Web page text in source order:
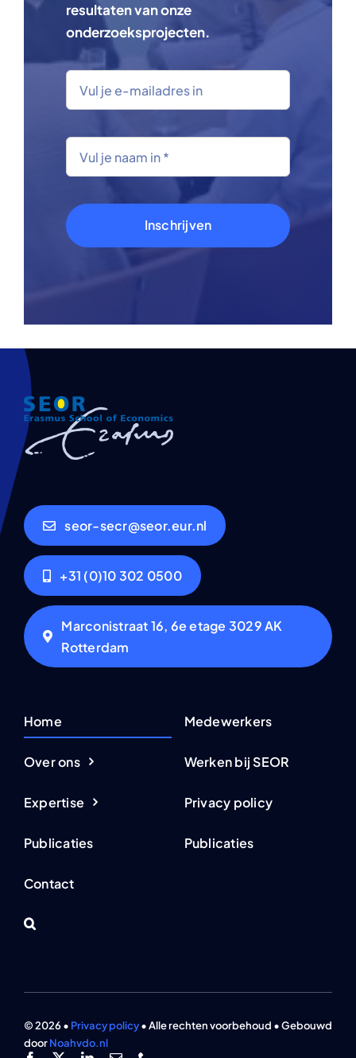
resultaten van onze
onderzoeksprojecten.
Inschrijven
seor-secr@seor.eur.nl
+31 (0)10 302 0500
Marconistraat 16, 6e etage 3029 AK
Rotterdam
Home
Over ons
Expertise
Publicaties
Contact
Medewerkers
Werken bij SEOR
Privacy policy
Publicaties
© 2026 • Privacy policy• Alle rechten voorbehoud • Gebouwd
doorNoahvdo.nl